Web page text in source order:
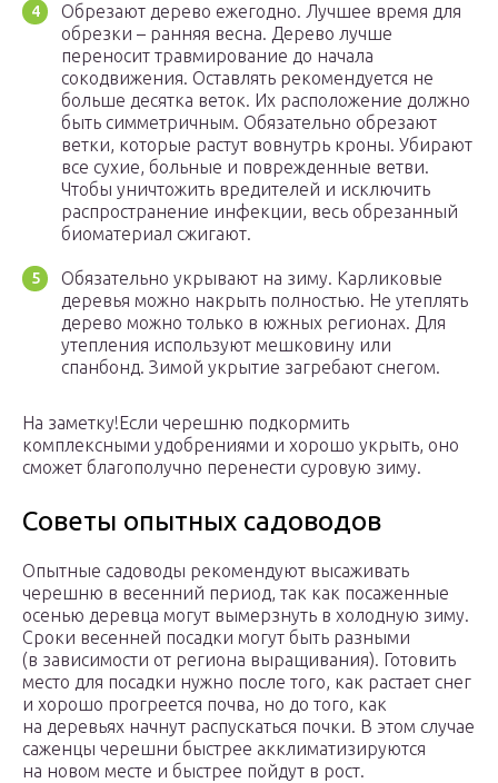
Обрезают дерево ежегодно. Лучшее время для
обрезки – ранняя весна. Дерево лучше
переносит травмирование до начала
сокодвижения. Оставлять рекомендуется не
больше десятка веток. Их расположение должно
быть симметричным. Обязательно обрезают
ветки, которые растут вовнутрь кроны. Убирают
все сухие, больные и поврежденные ветви.
Чтобы уничтожить вредителей и исключить
распространение инфекции, весь обрезанный
биоматериал сжигают.
Обязательно укрывают на зиму. Карликовые
деревья можно накрыть полностью. Не утеплять
дерево можно только в южных регионах. Для
утепления используют мешковину или
спанбонд. Зимой укрытие загребают снегом.
На заметку!Если черешню подкормить
комплексными удобрениями и хорошо укрыть, оно
сможет благополучно перенести суровую зиму.
Советы опытных садоводов
Опытные садоводы рекомендуют высаживать
черешню в весенний период, так как посаженные
осенью деревца могут вымерзнуть в холодную зиму.
Сроки весенней посадки могут быть разными
(в зависимости от региона выращивания). Готовить
место для посадки нужно после того, как растает снег
и хорошо прогреется почва, но до того, как
на деревьях начнут распускаться почки. В этом случае
саженцы черешни быстрее акклиматизируются
на новом месте и быстрее пойдут в рост.